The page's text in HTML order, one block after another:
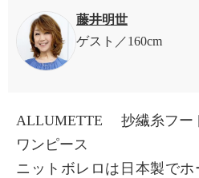
藤井明世
ゲスト
160cm
ALLUMETTE 抄繊糸フー
ワンピース
ニットボレロは日本製で